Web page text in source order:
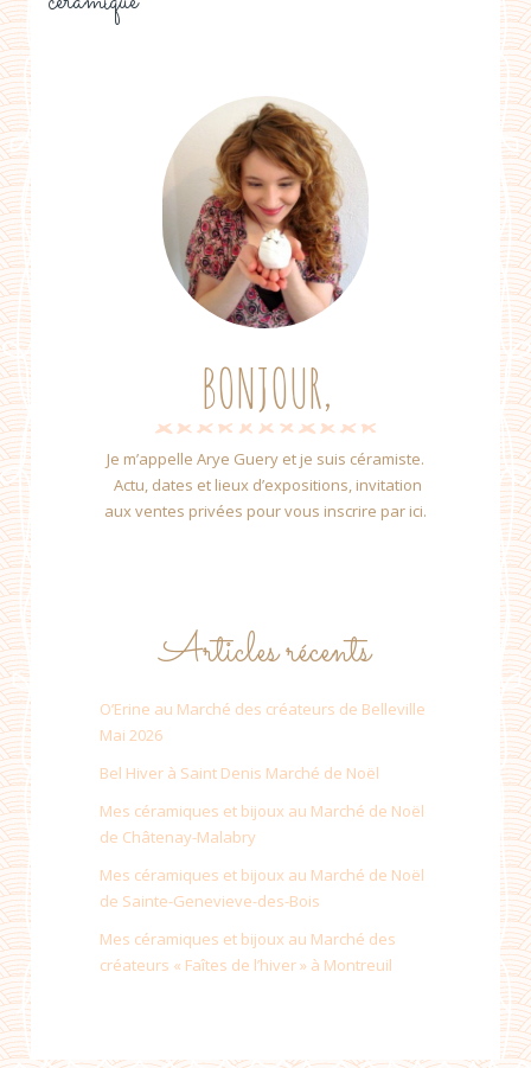
BONJOUR,
Je m’appelle Arye Guery et je suis céramiste.
Actu, dates et lieux d’expositions, invitation
aux ventes privées pour vous inscrire par ici.
Articles récents
O’Erine au Marché des créateurs de Belleville
Mai 2026
Bel Hiver à Saint Denis Marché de Noël
Mes céramiques et bijoux au Marché de Noël
de Châtenay-Malabry
Mes céramiques et bijoux au Marché de Noël
de Sainte-Genevieve-des-Bois
Mes céramiques et bijoux au Marché des
créateurs « Faîtes de l’hiver » à Montreuil